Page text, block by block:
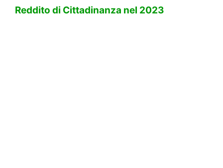
Reddito di Cittadinanza nel 2023